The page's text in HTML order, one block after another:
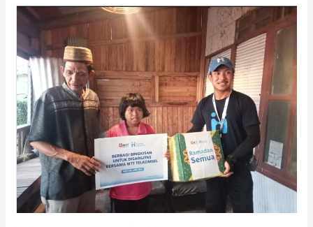
Pemda
Launching
Kelurahan
Inklusi